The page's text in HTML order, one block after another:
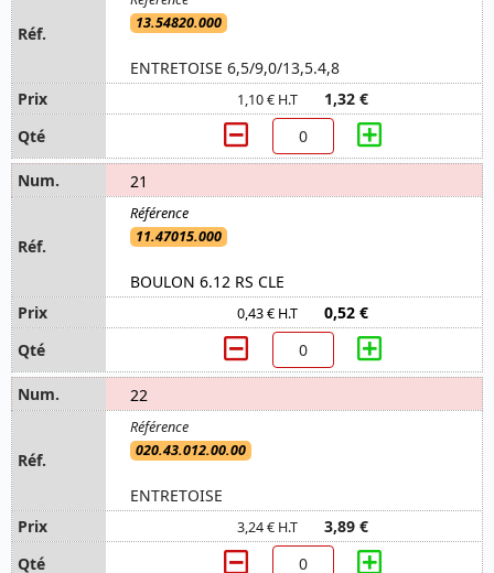
13.54820.000
ENTRETOISE 6,5/9,0/13,5.4,8
1,10 € H.T 1,32 €
21
11.47015.000
BOULON 6.12 RS CLE
0,43 € H.T 0,52 €
22
020.43.012.00.00
ENTRETOISE
3,24 € H.T 3,89 €